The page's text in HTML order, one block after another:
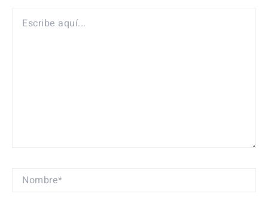
AQUÍ...
NOMBRE*